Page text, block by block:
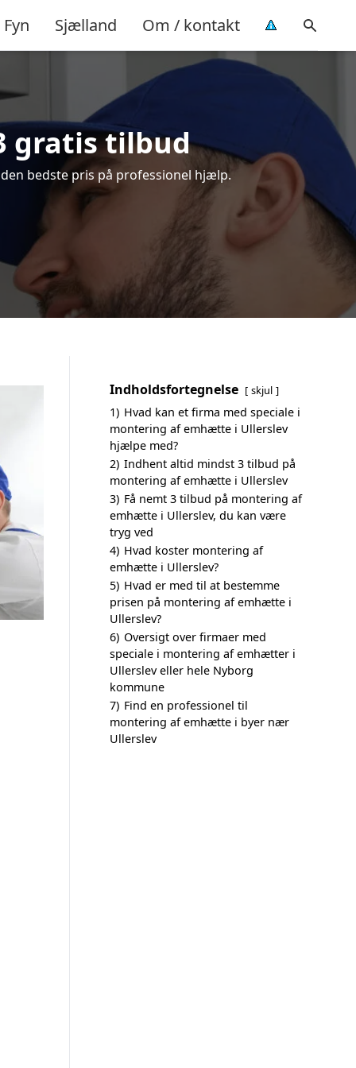
Fyn Sjælland Om / kontakt
gratis tilbud
bedste pris på professionel hjælp.
Indholdsfortegnelse skjul
1) Hvad kan et firma med speciale i
montering af emhætte i Ullerslev
hjælpe med?
2) Indhent altid mindst 3 tilbud på
montering af emhætte i Ullerslev
3) Få nemt 3 tilbud på montering af
emhætte i Ullerslev, du kan være
tryg ved
4) Hvad koster montering af
emhætte i Ullerslev?
5) Hvad er med til at bestemme
prisen på montering af emhætte i
Ullerslev?
6) Oversigt over firmaer med
speciale i montering af emhætter i
Ullerslev eller hele Nyborg
kommune
7) Find en professionel til
montering af emhætte i byer nær
Ullerslev